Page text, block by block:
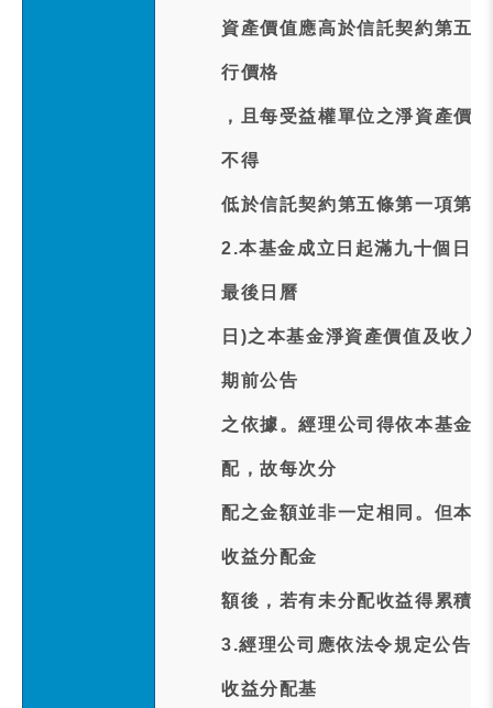
資產價值應高於信託契約第五
行價格
，且每受益權單位之淨資產價
不得
低於信託契約第五條第一項第
2.本基金成立日起滿九十個日
最後日曆
日)之本基金淨資產價值及收入
期前公告
之依據。經理公司得依本基金
配，故每次分
配之金額並非一定相同。但本
收益分配金
額後，若有未分配收益得累積
3.經理公司應依法令規定公告
收益分配基